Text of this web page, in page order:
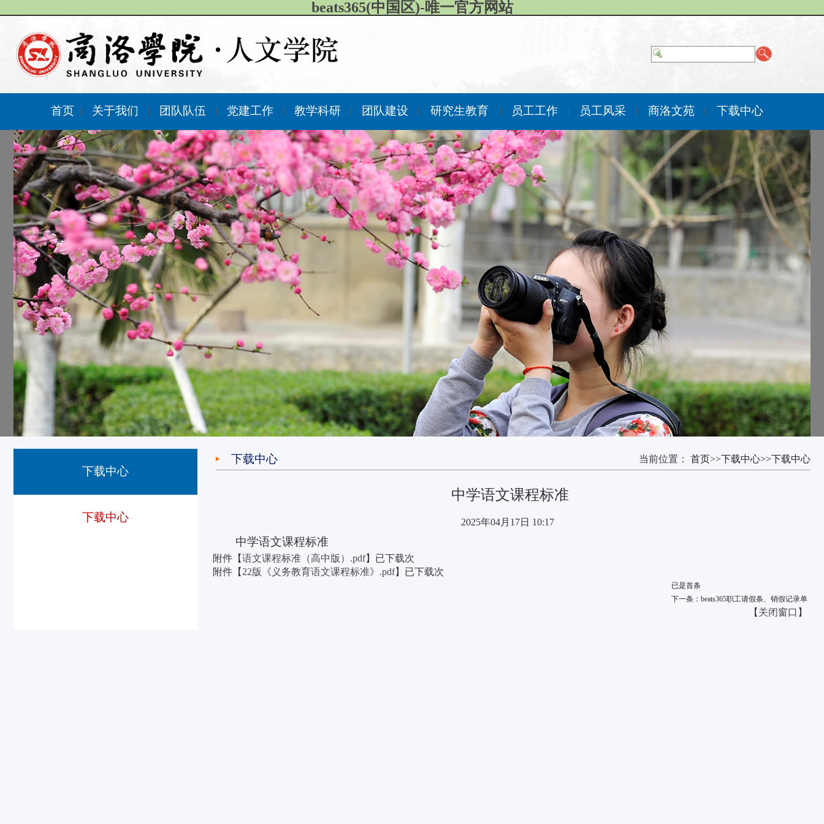
beats365(中国区)-唯一官方网站
首页 | 关于我们 | 团队队伍 | 党建工作 | 教学科研 | 团队建设 | 研究生教育 | 员工工作 | 员工风采 | 商洛文苑 | 下载中心
下载中心
下载中心
下载中心 当前位置： 首页>>下载中心>>下载中心
中学语文课程标准
2025年04月17日 10:17
中学语文课程标准
附件【语文课程标准（高中版）.pdf】 已下载次
附件【 22版《义务教育语文课程标准》.pdf】 已下载次
已是首条
下一条：beats365职工请假条、销假记录单
【 关闭窗口 】